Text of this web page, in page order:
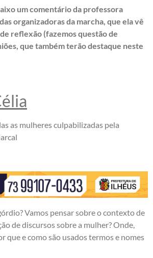
um comentário da professora
organizadoras da marcha, que ela vê
reflexão (fazemos questão de
que também terão destaque neste
as mulheres culpabilizadas pela
Vamos pensar sobre o contexto de
de discursos sobre a mulher? Onde,
que e como são usados termos e nomes